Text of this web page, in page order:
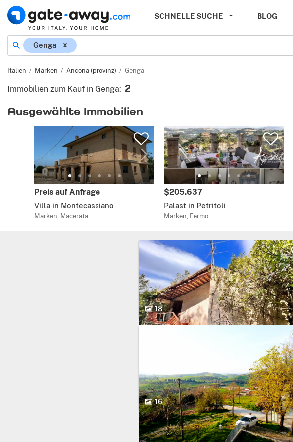
SCHNELLE SUCHE BLOG
Genga
Italien Marken Ancona (provinz) Genga
Immobilien zum Kauf in Genga: 2
Ausgewählte Immobilien
Preis auf Anfrage
Villa in Montecassiano
Marken, Macerata
$205.637
Palast in Petritoli
Marken, Fermo
18
16